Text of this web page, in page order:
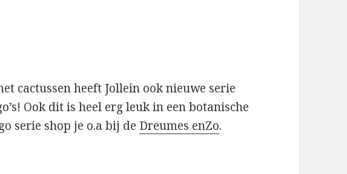
cactussen heeft Jollein ook nieuwe serie
Ook dit is heel erg leuk in een botanische
serie shop je o.a bij de Dreumes enZo.